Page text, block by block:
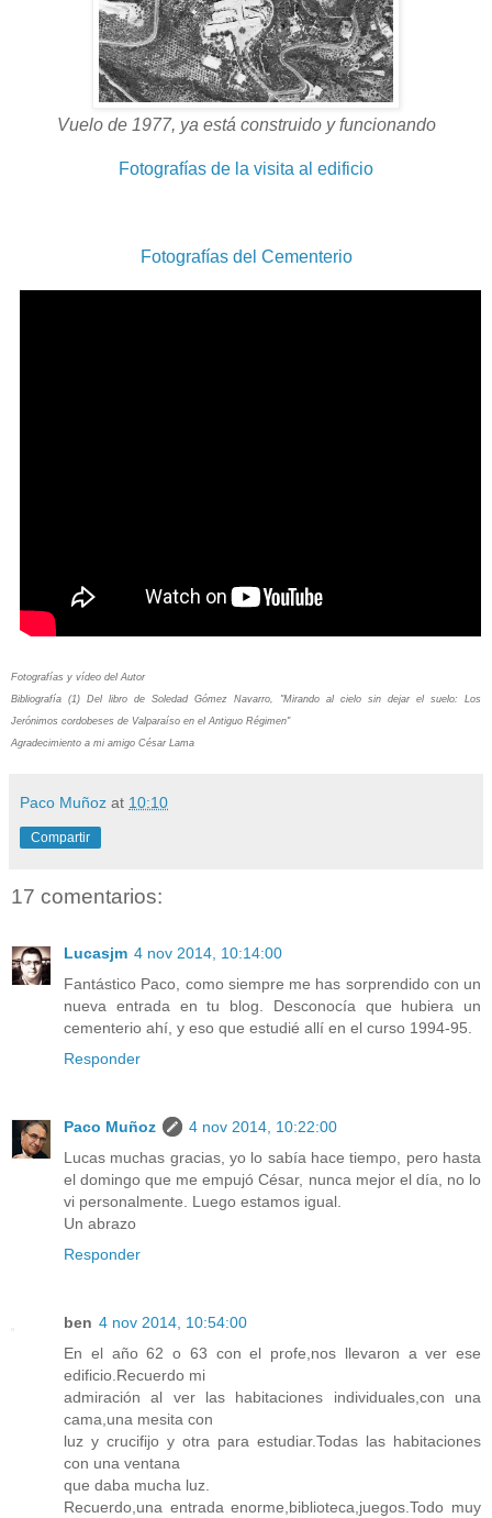
Vuelo de 1977, ya está construido y funcionando
Fotografías de la visita al edificio
Fotografías del Cementerio
Fotografías y vídeo del Autor
Bibliografía (1) Del libro de Soledad Gómez Navarro, "Mirando al cielo sin dejar el suelo: Los
Jerónimos cordobeses de Valparaíso en el Antiguo Régimen"
Agradecimiento a mi amigo César Lama
Paco Muñoz at 10:10
Compartir
17 comentarios:
Lucasjm 4 nov 2014, 10:14:00
Fantástico Paco, como siempre me has sorprendido con un
nueva entrada en tu blog. Desconocía que hubiera un
cementerio ahí, y eso que estudié allí en el curso 1994-95.
Responder
Paco Muñoz
4 nov 2014, 10:22:00
Lucas muchas gracias, yo lo sabía hace tiempo, pero hasta
el domingo que me empujó César, nunca mejor el día, no lo
vi personalmente. Luego estamos igual.
Un abrazo
Responder
ben 4 nov 2014, 10:54:00
En el año 62 o 63 con el profe,nos llevaron a ver ese
edificio.Recuerdo mi
admiración al ver las habitaciones individuales,con una
cama,una mesita con
luz y crucifijo y otra para estudiar.Todas las habitaciones
con una ventana
que daba mucha luz.
Recuerdo,una entrada enorme,biblioteca,juegos.Todo muy